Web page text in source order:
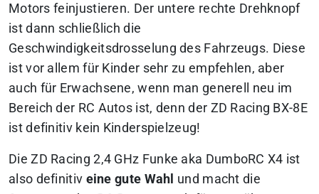
Motors feinjustieren. Der untere rechte Drehknopf
ist dann schließlich die
Geschwindigkeitsdrosselung des Fahrzeugs. Diese
ist vor allem für Kinder sehr zu empfehlen, aber
auch für Erwachsene, wenn man generell neu im
Bereich der RC Autos ist, denn der ZD Racing BX-8E
ist definitiv kein Kinderspielzeug!
Die ZD Racing 2,4 GHz Funke aka DumboRC X4 ist
also definitiv eine gute Wahl und macht die